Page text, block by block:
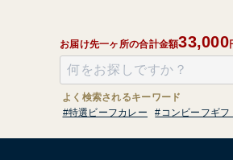
お届け先一ヶ所の合計金額33,000
よく検索されるキーワード
#特選ビーフカレー
#コンビーフギフ